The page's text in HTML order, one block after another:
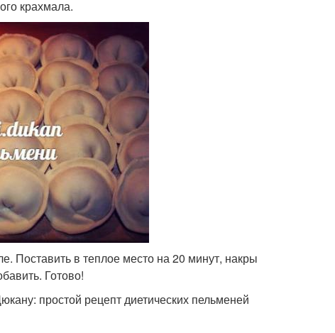
крахмала.
Поставить в теплое место на 20 минут, накры
Готово!
простой рецепт диетических пельменей